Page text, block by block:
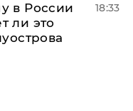
в России
ли это
18:33